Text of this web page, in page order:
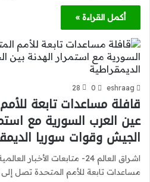
أكمل القراءة »
eshraag
0
28
قافلة مساعدات تابعة
عين العرب السورية مع
الجيش وقوات سوريا
اشراق العالم 24- متابعات
مساعدات تابعة للأمم المتحدة تصل